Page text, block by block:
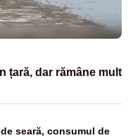
țară, dar rămâne mult
seară, consumul de